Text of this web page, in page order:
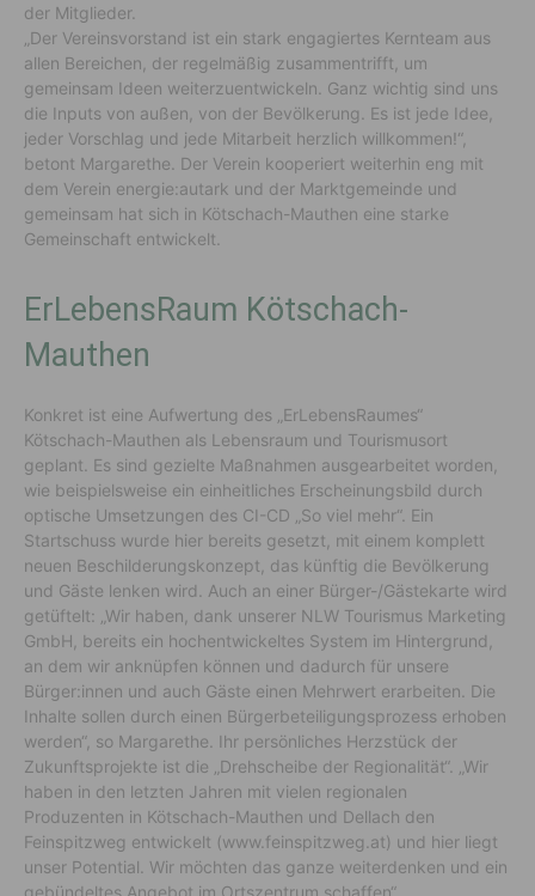
der Mitglieder.
„Der Vereinsvorstand ist ein stark engagiertes Kernteam aus
allen Bereichen, der regelmäßig zusammentrifft, um
gemeinsam Ideen weiterzuentwickeln. Ganz wichtig sind uns
die Inputs von außen, von der Bevölkerung. Es ist jede Idee,
jeder Vorschlag und jede Mitarbeit herzlich willkommen!“,
betont Margarethe. Der Verein kooperiert weiterhin eng mit
dem Verein energie:autark und der Marktgemeinde und
gemeinsam hat sich in Kötschach-Mauthen eine starke
Gemeinschaft entwickelt.
ErLebensRaum Kötschach-
Mauthen
Konkret ist eine Aufwertung des „ErLebensRaumes“
Kötschach-Mauthen als Lebensraum und Tourismusort
geplant. Es sind gezielte Maßnahmen ausgearbeitet worden,
wie beispielsweise ein einheitliches Erscheinungsbild durch
optische Umsetzungen des CI-CD „So viel mehr“. Ein
Startschuss wurde hier bereits gesetzt, mit einem komplett
neuen Beschilderungskonzept, das künftig die Bevölkerung
und Gäste lenken wird. Auch an einer Bürger-/Gästekarte wird
getüftelt: „Wir haben, dank unserer NLW Tourismus Marketing
GmbH, bereits ein hochentwickeltes System im Hintergrund,
an dem wir anknüpfen können und dadurch für unsere
Bürger:innen und auch Gäste einen Mehrwert erarbeiten. Die
Inhalte sollen durch einen Bürgerbeteiligungsprozess erhoben
werden“, so Margarethe. Ihr persönliches Herzstück der
Zukunftsprojekte ist die „Drehscheibe der Regionalität“. „Wir
haben in den letzten Jahren mit vielen regionalen
Produzenten in Kötschach-Mauthen und Dellach den
Feinspitzweg entwickelt (www.feinspitzweg.at) und hier liegt
unser Potential. Wir möchten das ganze weiterdenken und ein